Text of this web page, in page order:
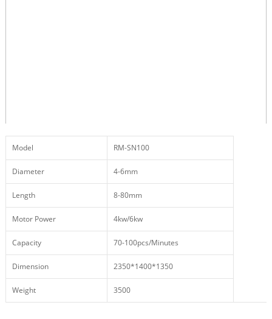
Model RM-SN100
Diameter 4-6mm
Length 8-80mm
Motor Power 4kw/6kw
Capacity 70-100pcs/Minutes
Dimension 2350*1400*1350
Weight 3500